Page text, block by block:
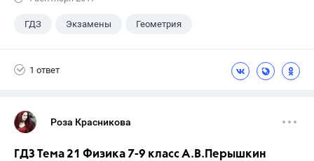
ГДЗ Экзамены Геометрия
1 ответ
Роза Красникова
ГДЗ Тема 21 Физика 7-9 класс А.В.Перышкин